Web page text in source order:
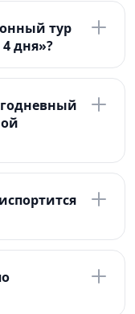
тур
дня»?